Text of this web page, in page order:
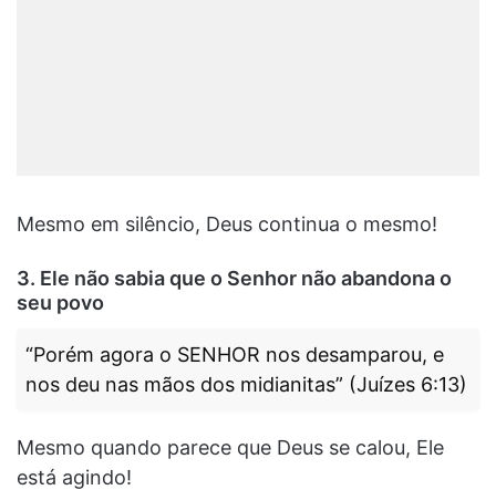
Mesmo em silêncio, Deus continua o mesmo!
3. Ele não sabia que o Senhor não abandona o
seu povo
“Porém agora o SENHOR nos desamparou, e
nos deu nas mãos dos midianitas” (Juízes 6:13)
Mesmo quando parece que Deus se calou, Ele
está agindo!